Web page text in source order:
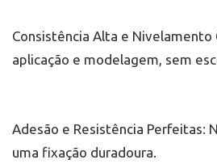
Consistência Alta e Nivelamento
aplicação e modelagem, sem
Adesão e Resistência Perfeitas:
uma fixação duradoura.